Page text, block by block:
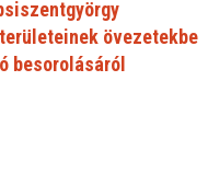
övezetekbe
besorolásáról